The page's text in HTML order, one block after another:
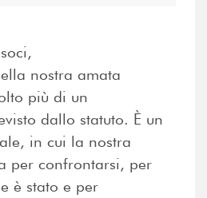
nostra amata
più di un
dallo statuto. È un
in cui la nostra
per confrontarsi, per
è stato e per